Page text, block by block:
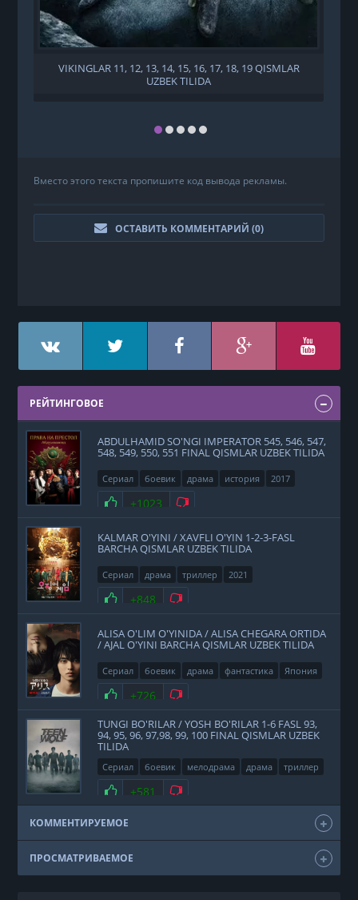
VIKINGLAR 11, 12, 13, 14, 15, 16, 17, 18, 19 QISMLAR
UZBEK TILIDA
Вместо этого текста пропишите код вывода рекламы.
ОСТАВИТЬ КОММЕНТАРИЙ (0)
РЕЙТИНГОВОЕ
ABDULHAMID SO'NGI IMPERATOR 545, 546, 547,
548, 549, 550, 551 FINAL QISMLAR UZBEK TILIDA
Сериал боевик драма история 2017
Нравится
+1023 Не нравится
KALMAR O'YINI / XAVFLI O'YIN 1-2-3-FASL
BARCHA QISMLAR UZBEK TILIDA
Сериал драма триллер 2021
Нравится
+848 Не нравится
ALISA O'LIM O'YINIDA / ALISA CHEGARA ORTIDA
/ AJAL O'YINI BARCHA QISMLAR UZBEK TILIDA
Сериал боевик драма фантастика
Япония
2020
Нравится
+726 Не нравится
TUNGI BO'RILAR / YOSH BO'RILAR 1-6 FASL 93,
94, 95, 96, 97,98, 99, 100 FINAL QISMLAR UZBEK
TILIDA
Сериал боевик мелодрама драма
триллер
фэнтези
США 2011
Нравится
+581 Не нравится
КОММЕНТИРУЕМОЕ
ПРОСМАТРИВАЕМОЕ